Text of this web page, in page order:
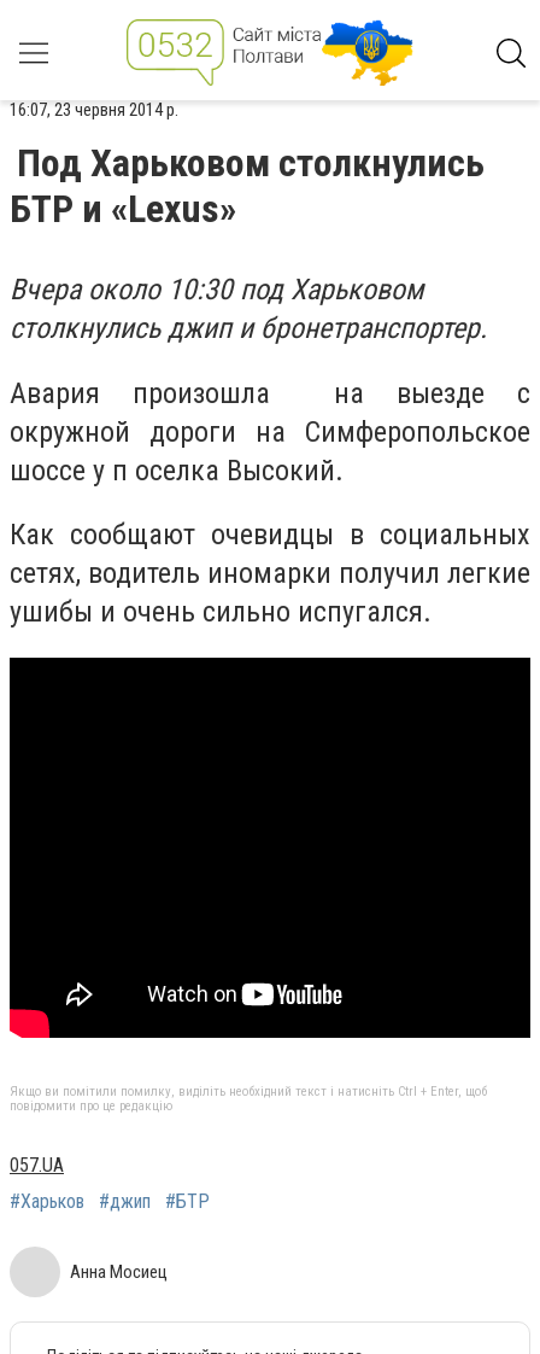
16:07, 23 червня 2014 р.
Под Харьковом столкнулись
БТР и «Lexus»
Вчера около 10:30 под Харьковом
столкнулись джип и бронетранспортер.
Авария произошла на выезде с
окружной дороги на Симферопольское
шоссе у п оселка Высокий.
Как сообщают очевидцы в социальных
сетях, водитель иномарки получил легкие
ушибы и очень сильно испугался.
Якщо ви помітили помилку, виділіть необхідний текст і натисніть Ctrl + Enter, щоб
повідомити про це редакцію
057.UA
#Харьков
#джип #БТР
Анна Мосиец